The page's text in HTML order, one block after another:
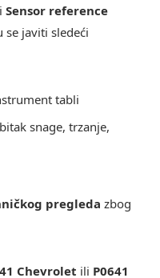
Sensor reference
se javiti sledeći
tabli
snage, trzanje,
pregleda zbog
Chevrolet ili P0641